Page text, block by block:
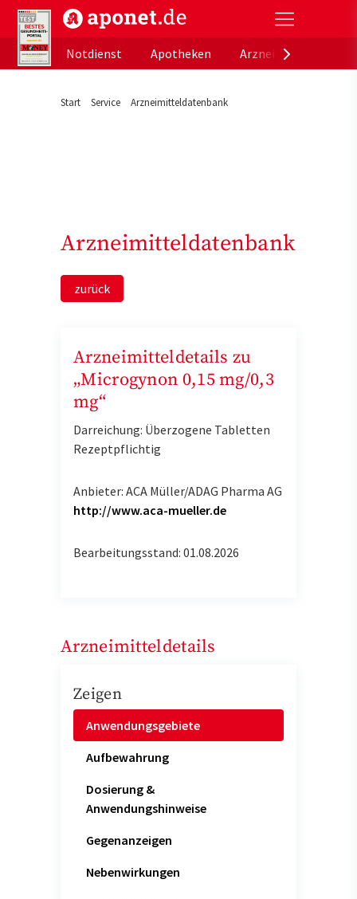
aponet.de - Das offizielle Gesundheitsportal der
Notdienst
Apotheken
Start Service Arzneimitteldatenbank
Arzneimitteldatenbank
zurück
Arzneimitteldetails zu
„Microgynon 0,15 mg/0,3
mg“
Darreichung: Überzogene Tabletten
Rezeptpflichtig
Anbieter: ACA Müller/ADAG Pharma AG
http://www.aca-mueller.de
Bearbeitungsstand: 01.08.2026
Arzneimitteldetails
Zeigen
Anwendungsgebiete
Aufbewahrung
Dosierung &
Anwendungshinweise
Gegenanzeigen
Nebenwirkungen